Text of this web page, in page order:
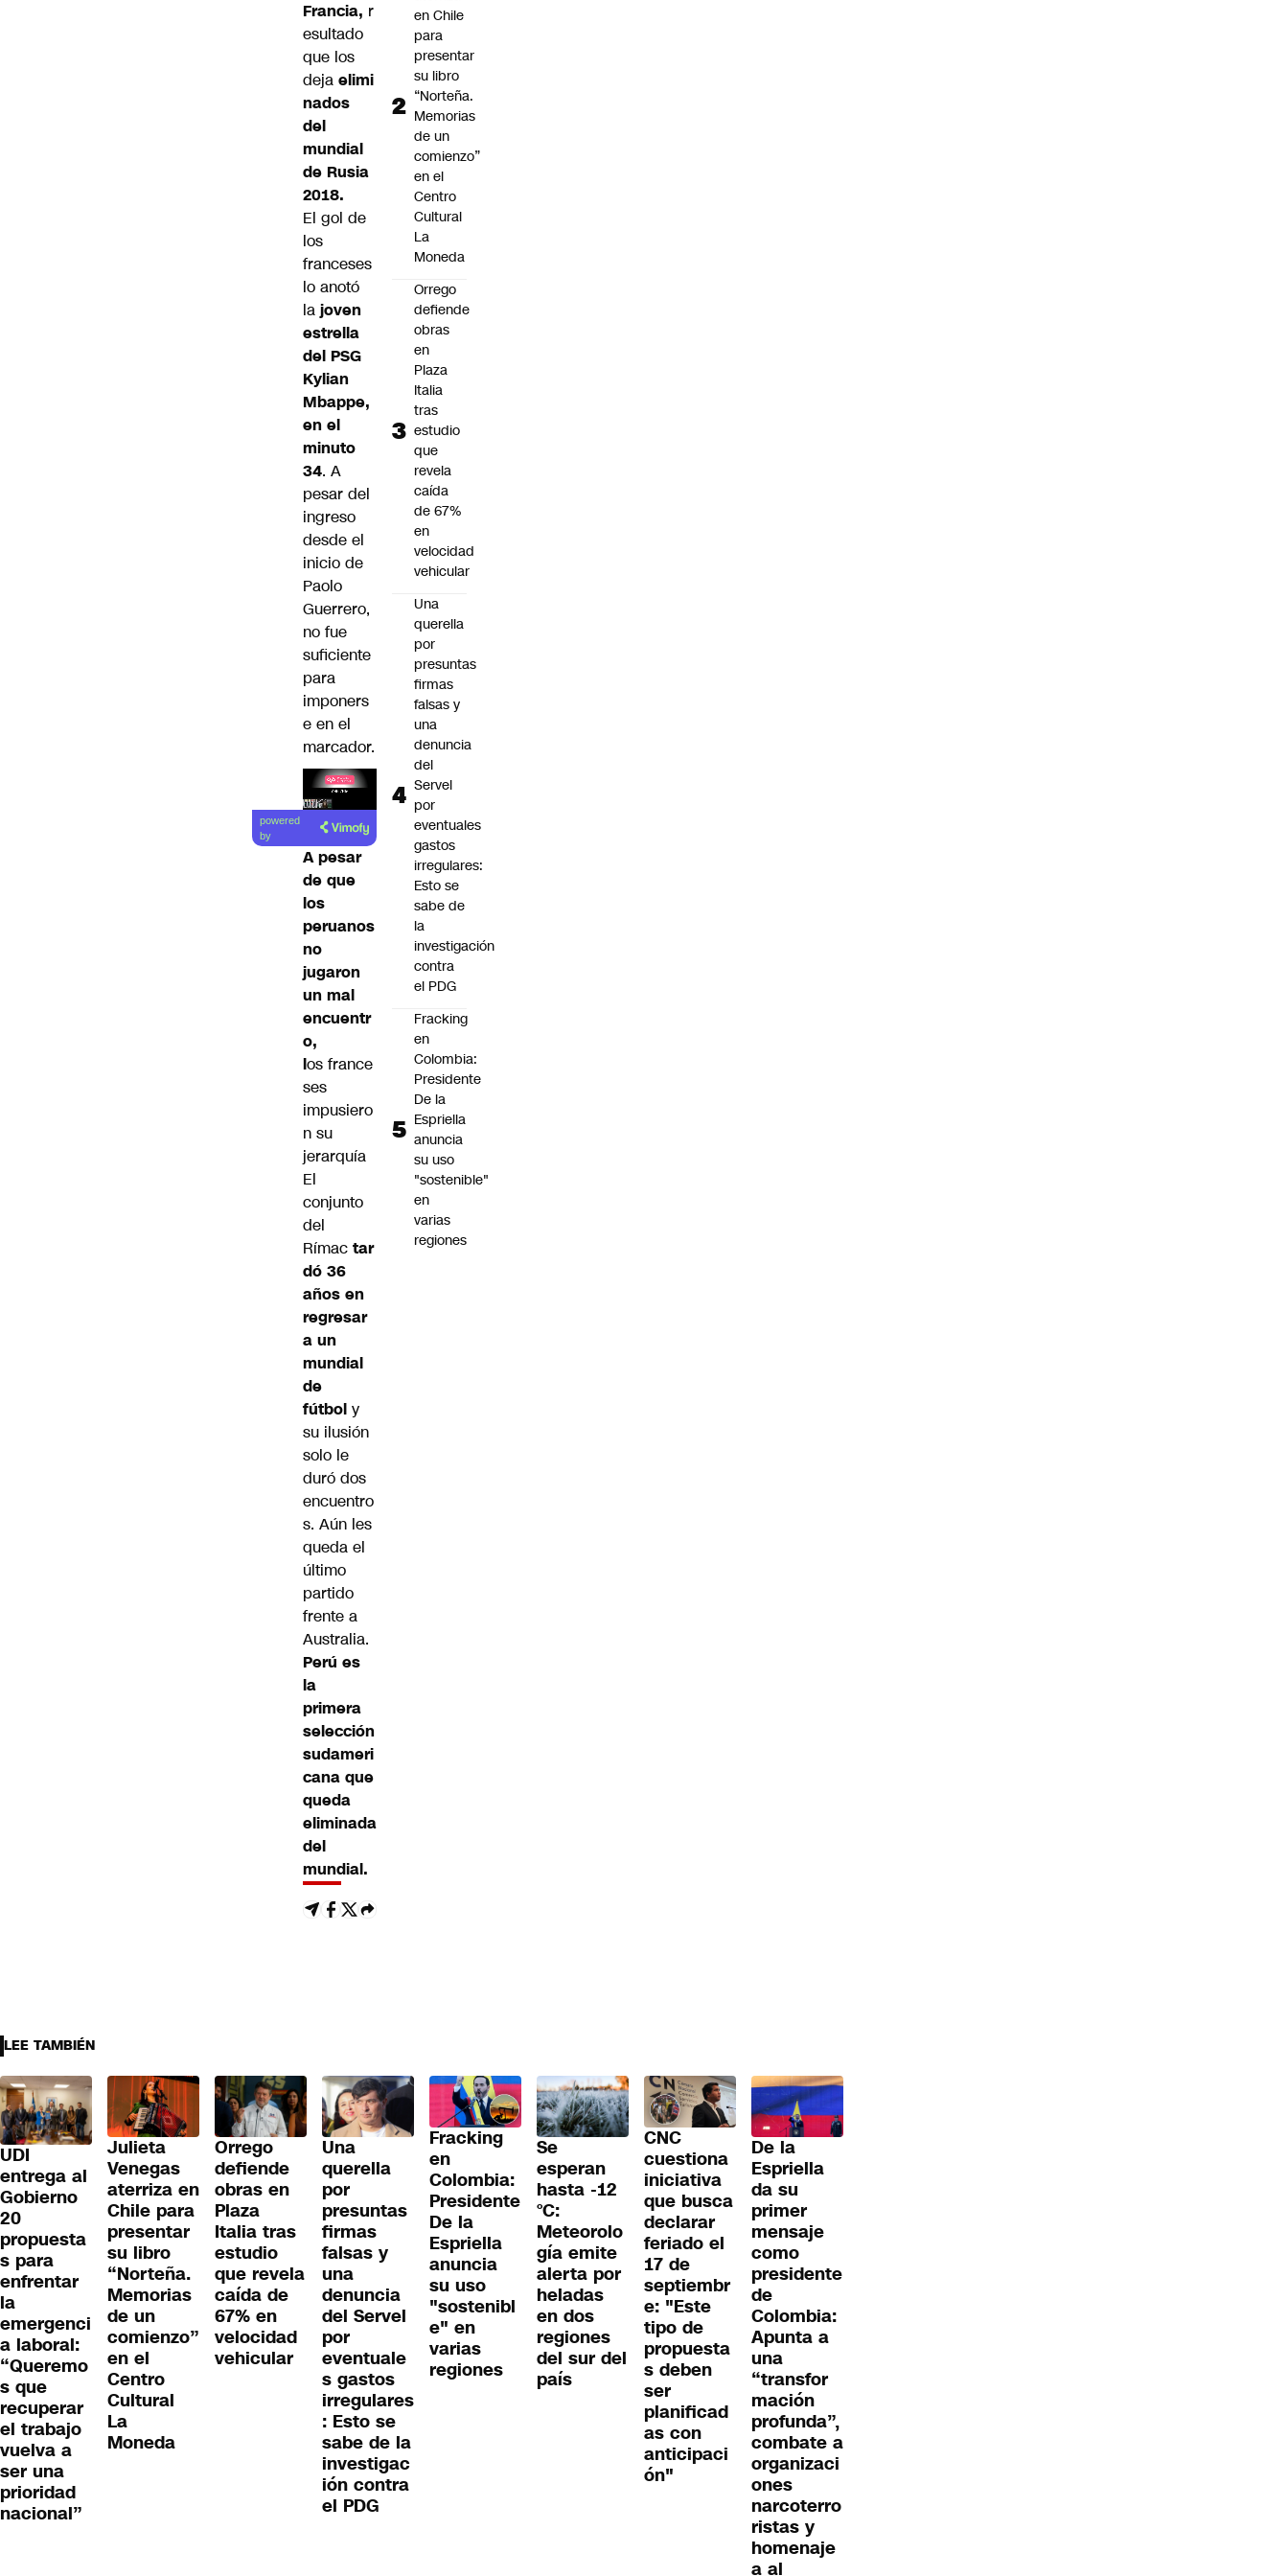
Francia, r
esultado
que los
deja elimi
nados
del
mundial
de Rusia
2018.
El gol de
los
franceses
lo anotó
la joven
estrella
del PSG
Kylian
Mbappe,
en el
minuto
34. A
pesar del
ingreso
desde el
inicio de
Paolo
Guerrero,
no fue
suficiente
para
imponers
e en el
marcador.
Lea el
artículo
powered
by
A pesar
de que
los
peruanos
no
jugaron
un mal
encuentr
o,
los france
ses
impusiero
n su
jerarquía
El
conjunto
del
Rímac tar
dó 36
años en
regresar
a un
mundial
de
fútbol y
su ilusión
solo le
duró dos
encuentro
s. Aún les
queda el
último
partido
frente a
Australia.
Perú es
la
primera
selección
sudameri
cana que
queda
eliminada
del
mundial.
en Chile
para
presentar
su libro
“Norteña.
Memorias
de un
comienzo”
en el
Centro
Cultural
La
Moneda
Orrego
defiende
obras
en
Plaza
Italia
tras
estudio
que
revela
caída
de 67%
en
velocidad
vehicular
Una
querella
por
presuntas
firmas
falsas y
una
denuncia
del
Servel
por
eventuales
gastos
irregulares:
Esto se
sabe de
la
investigación
contra
el PDG
Fracking
en
Colombia:
Presidente
De la
Espriella
anuncia
su uso
"sostenible"
en
varias
regiones
LEE TAMBIÉN
UDI
entrega al
Gobierno
20
propuesta
s para
enfrentar
la
emergenci
a laboral:
“Queremo
s que
recuperar
el trabajo
vuelva a
ser una
prioridad
nacional”
Julieta
Venegas
aterriza en
Chile para
presentar
su libro
“Norteña.
Memorias
de un
comienzo”
en el
Centro
Cultural
La
Moneda
Orrego
defiende
obras en
Plaza
Italia tras
estudio
que revela
caída de
67% en
velocidad
vehicular
Una
querella
por
presuntas
firmas
falsas y
una
denuncia
del Servel
por
eventuale
s gastos
irregulares
: Esto se
sabe de la
investigac
ión contra
el PDG
Fracking
en
Colombia:
Presidente
De la
Espriella
anuncia
su uso
"sostenibl
e" en
varias
regiones
Se
esperan
hasta -12
°C:
Meteorolo
gía emite
alerta por
heladas
en dos
regiones
del sur del
país
CNC
cuestiona
iniciativa
que busca
declarar
feriado el
17 de
septiembr
e: "Este
tipo de
propuesta
s deben
ser
planificad
as con
anticipaci
ón"
De la
Espriella
da su
primer
mensaje
como
presidente
de
Colombia:
Apunta a
una
“transfor
mación
profunda”,
combate a
organizaci
ones
narcoterro
ristas y
homenaje
a al